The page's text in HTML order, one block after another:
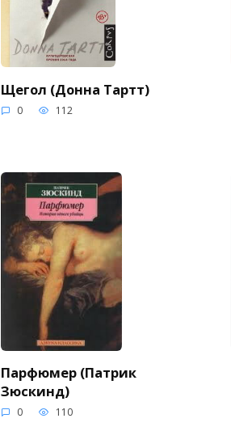
Щегол (Донна Тартт)
0 112
Парфюмер (Патрик
Зюскинд)
0 110